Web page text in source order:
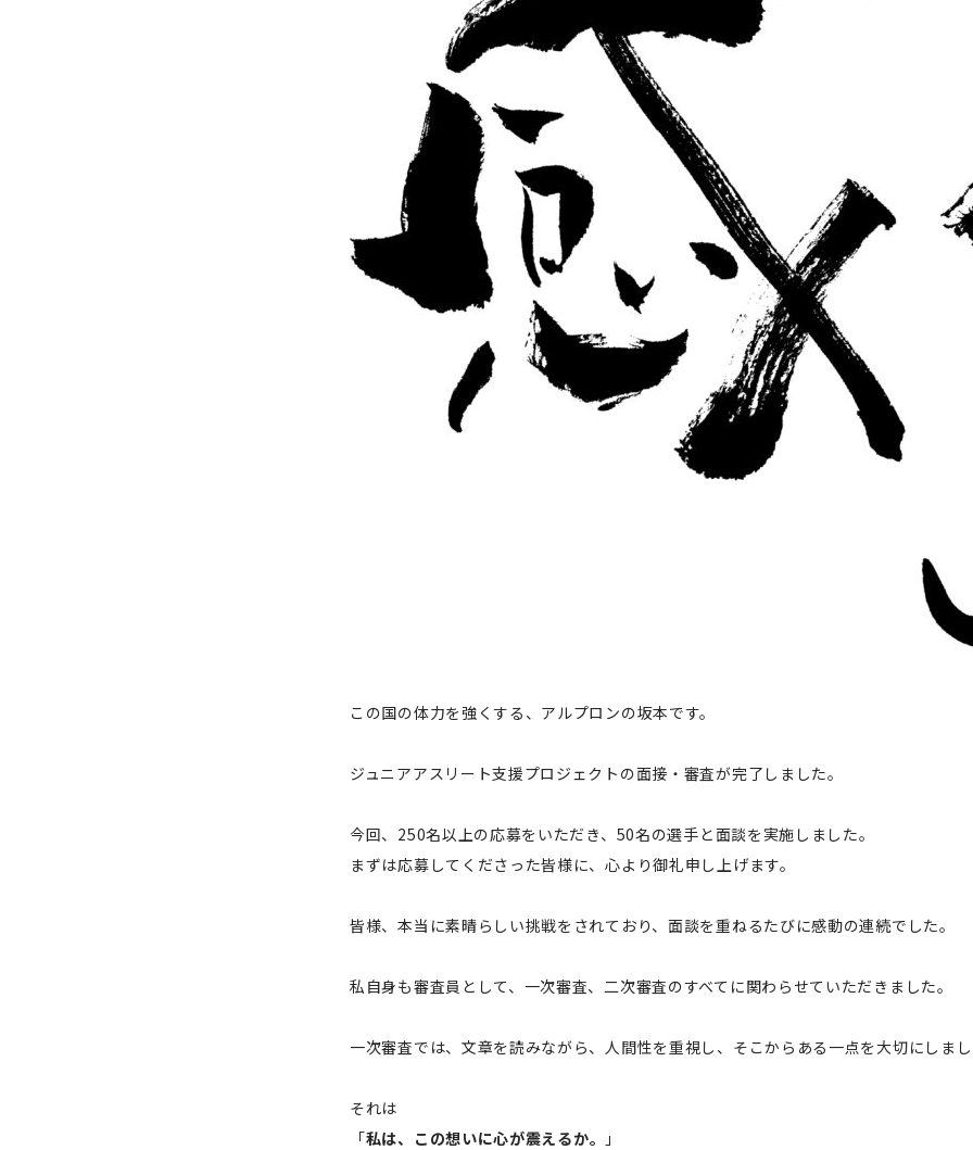
この国の体力を強くする、アルプロンの坂本です。
ジュニアアスリート支援プロジェクトの面接・審査が完了しました。
今回、250名以上の応募をいただき、50名の選手と面談を実施しました。
まずは応募してくださった皆様に、心より御礼申し上げます。
皆様、本当に素晴らしい挑戦をされており、面談を重ねるたびに感動の連続でした。
私自身も審査員として、一次審査、二次審査のすべてに関わらせていただきました。
一次審査では、文章を読みながら、人間性を重視し、そこからある一点を大切にしま
それは
「私は、この想いに心が震えるか。 」